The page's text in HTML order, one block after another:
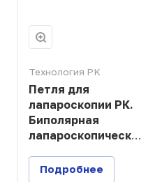
Технология PK
Петля для
лапароскопии РК.
Биполярная
лапароскопическая
Подробнее